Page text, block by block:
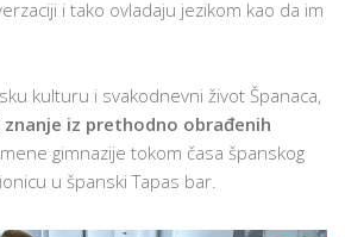
IMPROVIZOVANOM
i tako ovladaju jezikom kao da im
kulturu i svakodnevni život Španaca,
iz prethodno obrađenih
gimnazije tokom časa španskog
u španski Tapas bar.